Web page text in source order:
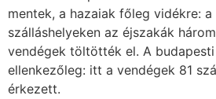
mentek, a hazaiak főleg vidékre: a
szálláshelyeken az éjszakák
vendégek töltötték el. A
ellenkezőleg: itt a vendégek 81
érkezett.